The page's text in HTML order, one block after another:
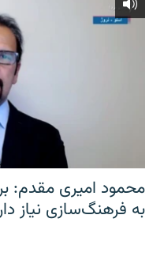
محمود امیری مقدم:
به فرهنگ‌سازی نیاز